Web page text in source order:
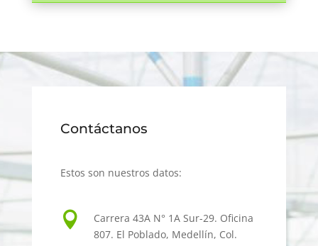
Contáctanos
Estos son nuestros datos:

Carrera 43A N° 1A Sur-29. Oficina
807. El Poblado, Medellín, Col.